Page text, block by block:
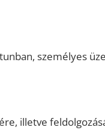
személyes
illetve